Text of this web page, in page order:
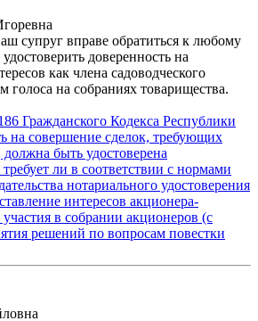
супруг вправе обратиться к любому
доверенность на
как члена садоводческого
голоса на собраниях товарищества.
Гражданского Кодекса Республики
на совершение сделок, требующих
быть удостоверена
ли в соответствии с нормами
нотариального удостоверения
интересов акционера-
в собрании акционеров (с
решений по вопросам повестки